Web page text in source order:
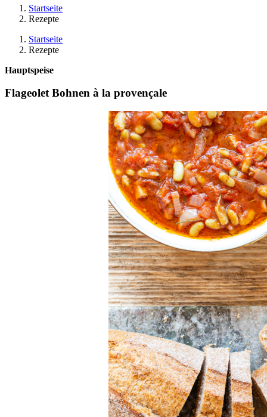
Startseite
Rezepte
Startseite
Rezepte
Hauptspeise
Flageolet Bohnen à la provençale